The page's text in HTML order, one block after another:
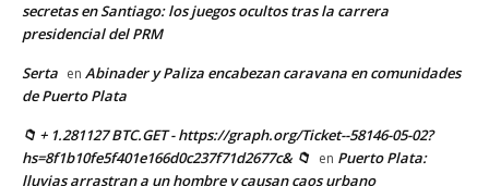
secretas en Santiago: los juegos ocultos tras la carrera
presidencial del PRM
Serta en Abinader y Paliza encabezan caravana en comunidades
de Puerto Plata
📁 + 1.281127 BTC.GET - https://graph.org/Ticket--58146-05-02?
hs=8f1b10fe5f401e166d0c237f71d2677c& 📁 en Puerto Plata:
lluvias arrastran a un hombre y causan caos urbano